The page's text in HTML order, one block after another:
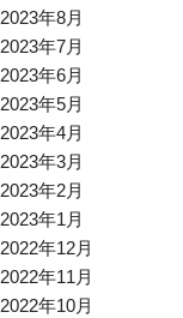
2023年8月
2023年7月
2023年6月
2023年5月
2023年4月
2023年3月
2023年2月
2023年1月
2022年12月
2022年11月
2022年10月